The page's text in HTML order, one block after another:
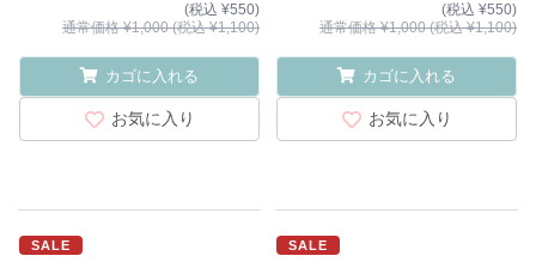
(税込 ¥550)
通常価格 ¥1,000 (税込 ¥1,100)
カゴに入れる
お気に入り
(税込 ¥550)
通常価格 ¥1,000 (税込 ¥1,100)
カゴに入れる
お気に入り
SALE SALE